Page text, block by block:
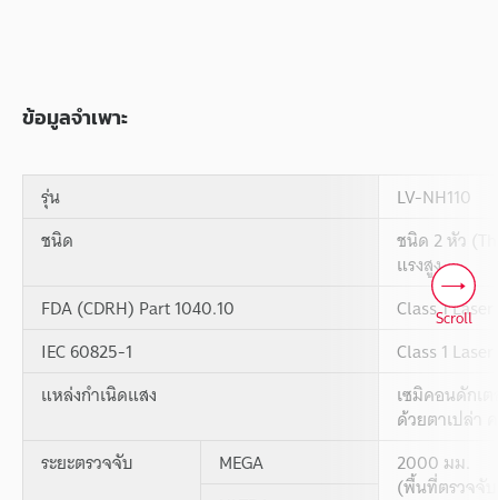
ข้อมูลจำเพาะ
รุ่น
LV-NH110
ชนิด
ชนิด 2 หัว
แรงสูง
FDA (CDRH) Part 1040.10
Class 1
IEC 60825-1
Class 1
แหล่งกำเนิดแสง
เซมิคอนดักเ
ด้วยตาเปล่า
ระยะตรวจจับ
MEGA 2000 มม.
(พื้นที่ตรวจจั
Scroll